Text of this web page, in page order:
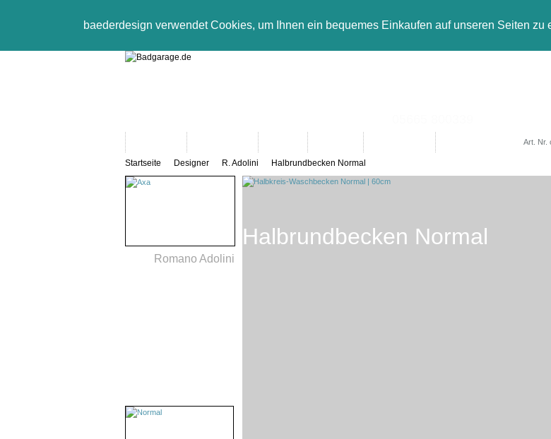
baederdesign verwendet Cookies, um Ihnen ein bequemes Einkaufen auf unseren Seiten zu
Startseite Designer R. Adolini Halbrundbecken Normal
Romano Adolini
Halbrundbecken Normal